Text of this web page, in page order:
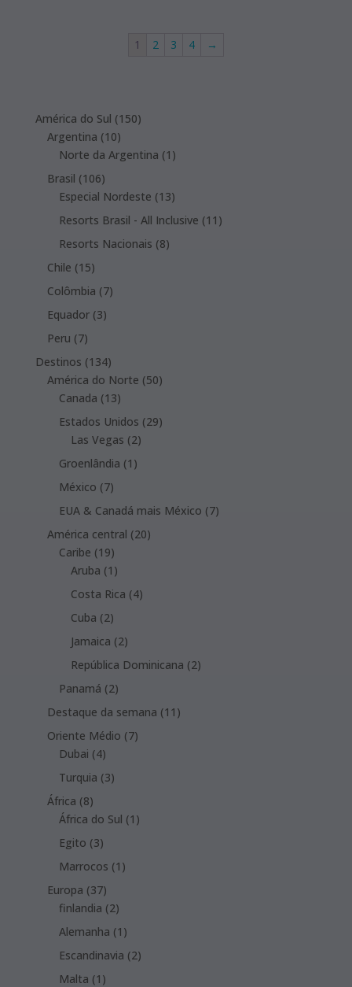
1 2 3 4 →
América do Sul 150150
Argentina 1010
products
Norte da Argentina 1 1
Brasil 106106
products
Especial Nordeste 1313
products
Resorts Brasil - All Inclusive 11 11
Resorts Nacionais 88
Chile 1515
products
Colômbia 77
Equador 33
Peru 77
products
Destinos 134134
products
América do Norte 5050
Canada 1313
products
Estados Unidos 2929
Las Vegas 22
Groenlândia 1 1
México 77
products
EUA & Canadá mais México 77
América central 2020
Caribe 1919
products
Aruba 1 1
product
Costa Rica 44
Cuba 22
products
Jamaica 22
products
República Dominicana 22
Panamá 22
Destaque da semana 11 11
Oriente Médio 77
Dubai 44
products
Turquia 33
África 88
products
África do Sul 1 1
Egito 33
products
Marrocos 1 1
Europa 3737
products
finlandia 22
products
Alemanha 1 1
product
Escandinavia 22
Malta 1 1